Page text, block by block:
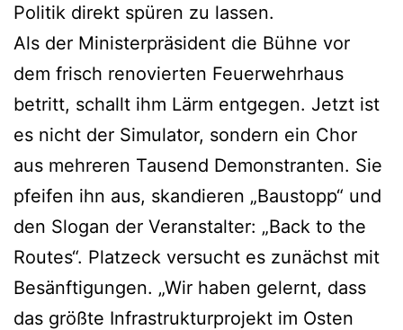
Politik direkt spüren zu lassen.
Als der Ministerpräsident die Bühne vor
dem frisch renovierten Feuerwehrhaus
betritt, schallt ihm Lärm entgegen. Jetzt ist
es nicht der Simulator, sondern ein Chor
aus mehreren Tausend Demonstranten. Sie
pfeifen ihn aus, skandieren „Baustopp“ und
den Slogan der Veranstalter: „Back to the
Routes“. Platzeck versucht es zunächst mit
Besänftigungen. „Wir haben gelernt, dass
das größte Infrastrukturprojekt im Osten